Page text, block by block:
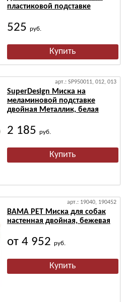
пластиковой подставке
525 руб.
арт.: SP950011, 012, 013
SuperDesign Миска на
меламиновой подставке
двойная Металлик, белая
2 185 руб.
арт.: 19040, 190452
BAMA PET Миска для собак
настенная двойная, бежевая
от 4 952 руб.